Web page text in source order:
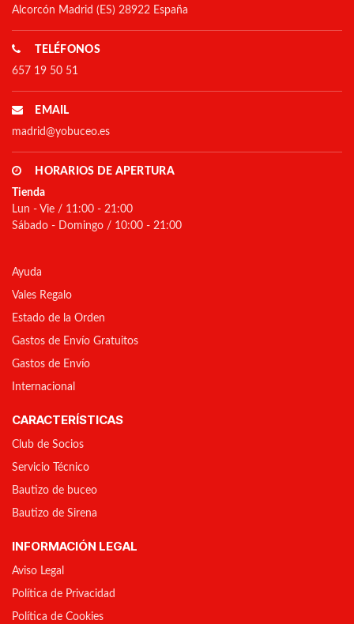
Alcorcón Madrid (ES) 28922 España
TELÉFONOS
657 19 50 51
EMAIL
madrid@yobuceo.es
HORARIOS DE APERTURA
Tienda
Lun - Vie / 11:00 - 21:00
Sábado - Domingo / 10:00 - 21:00
Ayuda
Vales Regalo
Estado de la Orden
Gastos de Envío Gratuitos
Gastos de Envío
Internacional
CARACTERÍSTICAS
Club de Socios
Servicio Técnico
Bautizo de buceo
Bautizo de Sirena
INFORMACIÓN LEGAL
Aviso Legal
Política de Privacidad
Política de Cookies